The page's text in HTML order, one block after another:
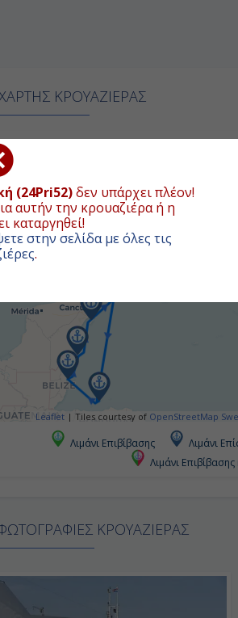
(24Pri52)δεν υπάρχει πλέον!
αυτήν την κρουαζιέρα ή η
καταργηθεί!
στην σελίδα με όλες τις
.
ΚΡΟΥΑΖΙΕΡΑΣ
+
−
Leaflet | Tiles courtesy of OpenStreetMap
Λιμάνι Επιβίβασης Λιμάνι
Λιμάνι
ΚΡΟΥΑΖΙΕΡΑΣ